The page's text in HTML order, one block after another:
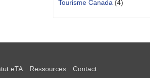
Tourisme Canada (4)
eTA Ressources
Contact